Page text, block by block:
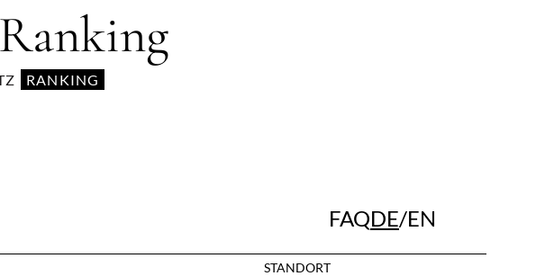
RANKING
FAQDE EN
STANDORT